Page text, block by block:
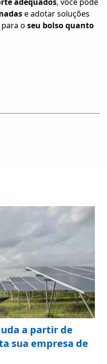
e adotar soluções
o seu bolso quanto
a partir de
sua empresa de